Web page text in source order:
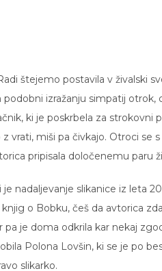
štejemo postavila v živalski
podobni izražanju simpatij
ki je poskrbela za strokovni
z vrati, miši pa čivkajo. Otroci
pripisala določenemu paru
nadaljevanje slikanice iz leta
o Bobku, češ da avtorica
pa je doma odkrila kar nekaj
Polona Lovšin, ki se je po
slikarko.